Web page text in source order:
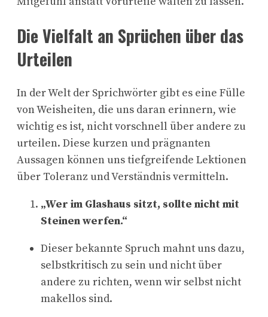
Die Vielfalt an Sprüchen über das
Urteilen
In der Welt der Sprichwörter gibt es eine Fülle
von Weisheiten, die uns daran erinnern, wie
wichtig es ist, nicht vorschnell über andere zu
urteilen. Diese kurzen und prägnanten
Aussagen können uns tiefgreifende Lektionen
über Toleranz und Verständnis vermitteln.
„Wer im Glashaus sitzt, sollte nicht mit
Steinen werfen.“
Dieser bekannte Spruch mahnt uns dazu,
selbstkritisch zu sein und nicht über
andere zu richten, wenn wir selbst nicht
makellos sind.